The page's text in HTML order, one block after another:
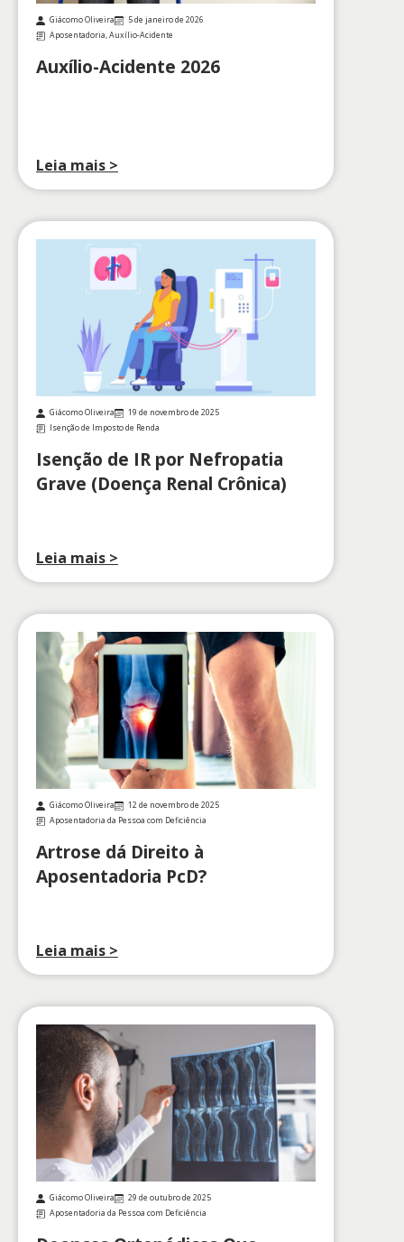
Giácomo Oliveira
5 de janeiro de 2026
Aposentadoria,Auxílio-Acidente
Auxílio-Acidente 2026
Leia mais >
Giácomo Oliveira
19 de novembro de 2025
Isenção de Imposto de Renda
Isenção de IR por Nefropatia
Grave (Doença Renal Crônica)
Leia mais >
Giácomo Oliveira
12 de novembro de 2025
Aposentadoria da Pessoa com Deficiência
Artrose dá Direito à
Aposentadoria PcD?
Leia mais >
Giácomo Oliveira
29 de outubro de 2025
Aposentadoria da Pessoa com Deficiência